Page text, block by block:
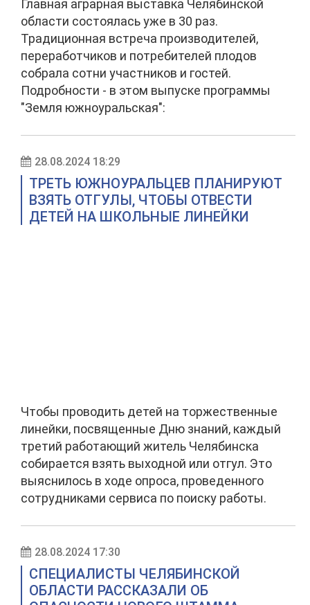
Главная аграрная выставка Челябинской
области состоялась уже в 30 раз.
Традиционная встреча производителей,
переработчиков и потребителей плодов
собрала сотни участников и гостей.
Подробности - в этом выпуске программы
"Земля южноуральская":
28.08.2024 18:29
ТРЕТЬ ЮЖНОУРАЛЬЦЕВ ПЛАНИРУЮТ
ВЗЯТЬ ОТГУЛЫ, ЧТОБЫ ОТВЕСТИ
ДЕТЕЙ НА ШКОЛЬНЫЕ ЛИНЕЙКИ
Чтобы проводить детей на торжественные
линейки, посвященные Дню знаний, каждый
третий работающий житель Челябинска
собирается взять выходной или отгул. Это
выяснилось в ходе опроса, проведенного
сотрудниками сервиса по поиску работы.
28.08.2024 17:30
СПЕЦИАЛИСТЫ ЧЕЛЯБИНСКОЙ
ОБЛАСТИ РАССКАЗАЛИ ОБ